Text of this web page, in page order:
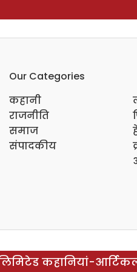
Our Categories
कहानी
राजनीति
समाज
संपादकीय
कहानियां-